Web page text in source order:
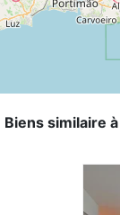
Biens similaire